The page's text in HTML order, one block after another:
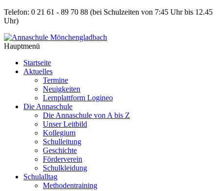
Telefon: 0 21 61 - 89 70 88 (bei Schulzeiten von 7:45 Uhr bis 12.45
Uhr)
Hauptmenü
Startseite
Aktuelles
Termine
Neuigkeiten
Lernplattform Logineo
Die Annaschule
Die Annaschule von A bis Z
Unser Leitbild
Kollegium
Schulleitung
Geschichte
Förderverein
Schulkleidung
Schulalltag
Methodentraining